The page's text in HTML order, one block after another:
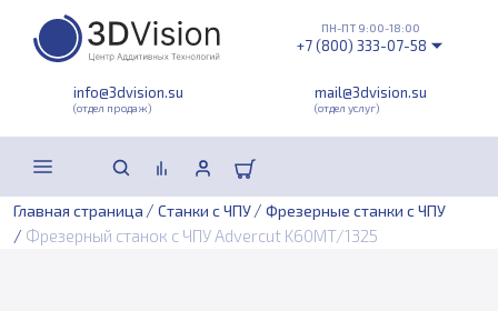
info@3dvision.su
(отдел продаж)
mail@3dvision.su
(отдел услуг)
ПН-ПТ 9:00-18:00
+7 (800) 333-07-58
Главная страница / Станки с ЧПУ/ Фрезерные станки с ЧПУ
/ Фрезерный станок с ЧПУ Advercut K60MT/1325